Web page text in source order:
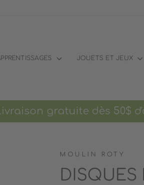
JOUETS ET JEUX
gratuite dès 50$
MOULIN ROTY
DISQUES